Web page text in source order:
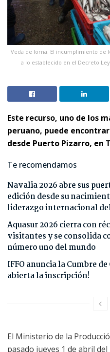
Veda de lorna. El incumplimiento de
a lo establecido en el Decreto Ley
Este recurso, uno de los
peruano, puede
desde Puerto Pizarro, en
Te recomendamos
Navalia 2026 abre sus
edición desde su
liderazgo internacional
Aquasur 2026 cierra con
visitantes y se consolida
número uno del mundo
IFFO anuncia la Cumbre
abierta la inscripción!
El Ministerio de la
pasado jueves 1 de abril